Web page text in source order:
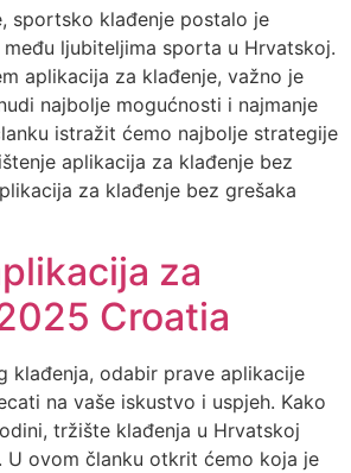
sportsko klađenje postalo je
ljubiteljima sporta u Hrvatskoj.
aplikacija za klađenje, važno je
najbolje mogućnosti i najmanje
istražit ćemo najbolje strategije
aplikacija za klađenje bez
za klađenje bez grešaka
za
Croatia
klađenja, odabir prave aplikacije
na vaše iskustvo i uspjeh. Kako
tržište klađenja u Hrvatskoj
U ovom članku otkrit ćemo koja je